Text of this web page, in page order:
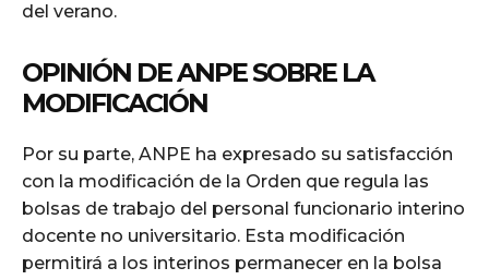
del verano.
OPINIÓN DE ANPE SOBRE LA
MODIFICACIÓN
Por su parte, ANPE ha expresado su satisfacción
con la modificación de la Orden que regula las
bolsas de trabajo del personal funcionario interino
docente no universitario. Esta modificación
permitirá a los interinos permanecer en la bolsa